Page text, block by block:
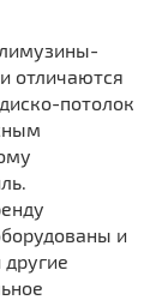
отличаются
потолок
и